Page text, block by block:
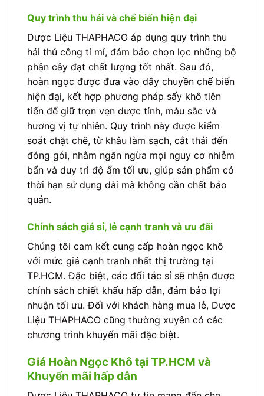
Quy trình thu hái và chế biến hiện đại
Dược Liệu THAPHACO áp dụng quy trình thu
hái thủ công tỉ mỉ, đảm bảo chọn lọc những bộ
phận cây đạt chất lượng tốt nhất. Sau đó,
hoàn ngọc được đưa vào dây chuyền chế biến
hiện đại, kết hợp phương pháp sấy khô tiên
tiến để giữ trọn vẹn dược tính, màu sắc và
hương vị tự nhiên. Quy trình này được kiểm
soát chặt chẽ, từ khâu làm sạch, cắt thái đến
đóng gói, nhằm ngăn ngừa mọi nguy cơ nhiễm
bẩn và duy trì độ ẩm tối ưu, giúp sản phẩm có
thời hạn sử dụng dài mà không cần chất bảo
quản.
Chính sách giá sỉ, lẻ cạnh tranh và ưu đãi
Chúng tôi cam kết cung cấp hoàn ngọc khô
với mức giá cạnh tranh nhất thị trường tại
TP.HCM. Đặc biệt, các đối tác sỉ sẽ nhận được
chính sách chiết khấu hấp dẫn, đảm bảo lợi
nhuận tối ưu. Đối với khách hàng mua lẻ, Dược
Liệu THAPHACO cũng thường xuyên có các
chương trình khuyến mãi đặc biệt.
Giá Hoàn Ngọc Khô tại TP.HCM và
Khuyến mãi hấp dẫn